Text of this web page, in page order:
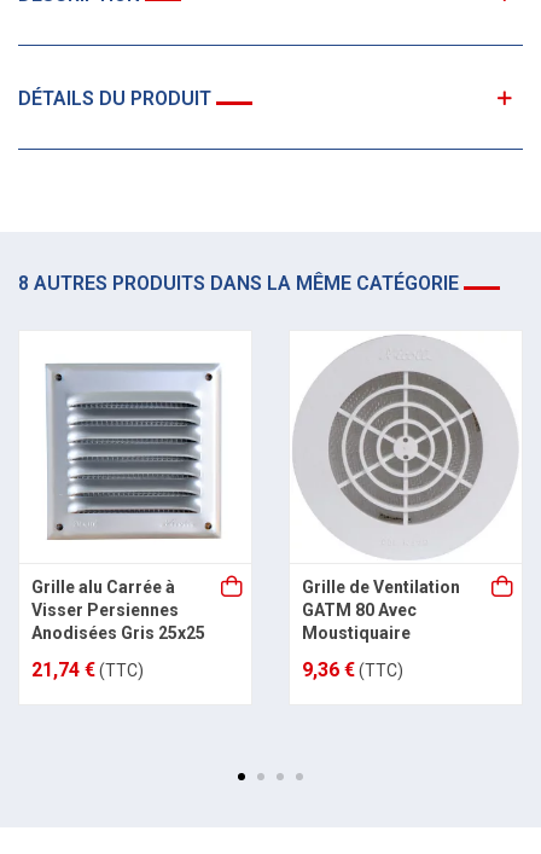
DÉTAILS DU PRODUIT
8 AUTRES PRODUITS DANS LA MÊME CATÉGORIE
Grille alu Carrée à
Visser Persiennes
Anodisées Gris 25x25
21,74 €(TTC)
Grille de Ventilation
GATM 80 Avec
Moustiquaire
9,36 €(TTC)